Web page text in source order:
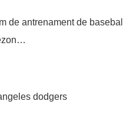
de antrenament de
dodgers